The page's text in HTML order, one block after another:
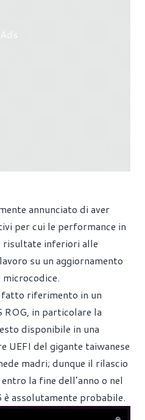
annunciato di aver
per cui le performance in
risultate inferiori alle
su un aggiornamento
fatto riferimento in un
in particolare la
disponibile in una
UEFI del gigante taiwanese
madri; dunque il rilascio
la fine dell’anno o nel
assolutamente probabile.